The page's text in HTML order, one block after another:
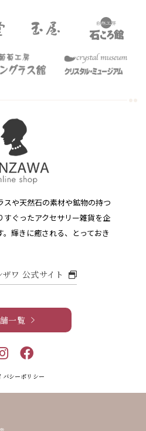
や天然石の素材や鉱物の持つ
すぐったアクセサリー雑貨を企
輝きに癒される、とっておき
ワ 公式サイト
一覧
バシーポリシー